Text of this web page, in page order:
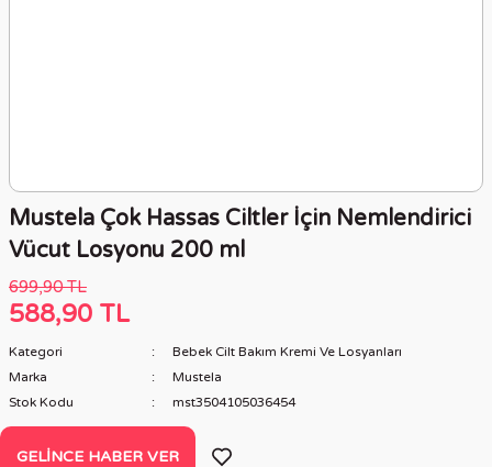
Mustela Çok Hassas Ciltler İçin Nemlendirici
Vücut Losyonu 200 ml
699,90 TL
588,90 TL
Kategori
Bebek Cilt Bakım Kremi Ve Losyanları
Marka
Mustela
Stok Kodu
mst3504105036454
GELINCE HABER VER